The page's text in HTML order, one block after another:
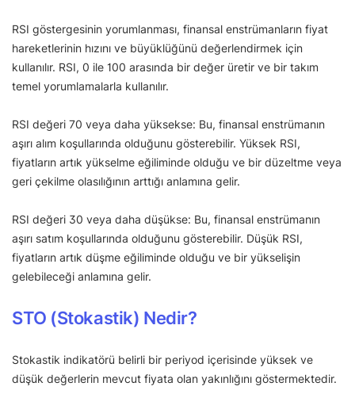
RSI göstergesinin yorumlanması, finansal enstrümanların fiyat
hareketlerinin hızını ve büyüklüğünü değerlendirmek için
kullanılır. RSI, 0 ile 100 arasında bir değer üretir ve bir takım
temel yorumlamalarla kullanılır.
RSI değeri 70 veya daha yüksekse: Bu, finansal enstrümanın
aşırı alım koşullarında olduğunu gösterebilir. Yüksek RSI,
fiyatların artık yükselme eğiliminde olduğu ve bir düzeltme veya
geri çekilme olasılığının arttığı anlamına gelir.
RSI değeri 30 veya daha düşükse: Bu, finansal enstrümanın
aşırı satım koşullarında olduğunu gösterebilir. Düşük RSI,
fiyatların artık düşme eğiliminde olduğu ve bir yükselişin
gelebileceği anlamına gelir.
STO (Stokastik) Nedir?
Stokastik indikatörü belirli bir periyod içerisinde yüksek ve
düşük değerlerin mevcut fiyata olan yakınlığını göstermektedir.